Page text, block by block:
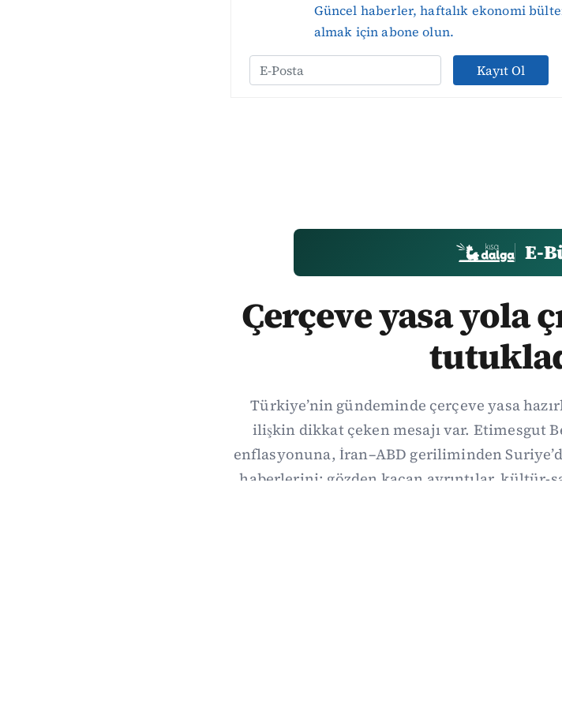
Güncel haberler, haftalık ekonomi
almak için abone olun.
Kayıt Ol
E-
Çerçeve yasa yola
Türkiye’nin gündeminde çerçeve yasa
ilişkin dikkat çeken mesajı var. Etimesgut
enflasyonuna, İran–ABD geriliminden
haberlerini; gözden kaçan ayrıntılar, kültür-